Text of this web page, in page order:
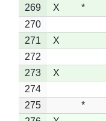
269
X *
270
271
X
272
273
X
274
275
*